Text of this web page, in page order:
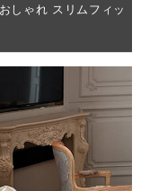
しゃれ スリムフィッ